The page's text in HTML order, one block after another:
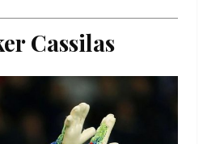
Cassilas